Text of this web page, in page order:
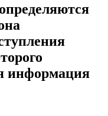
информация